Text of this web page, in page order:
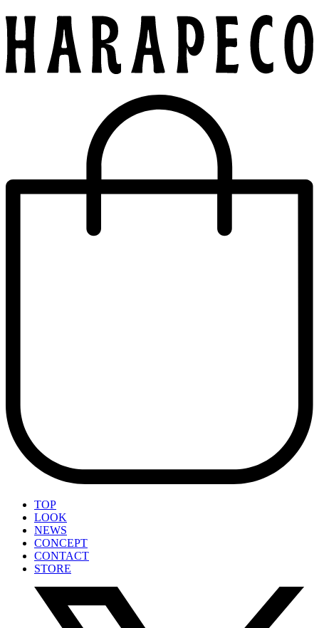
TOP
LOOK
NEWS
CONCEPT
CONTACT
STORE